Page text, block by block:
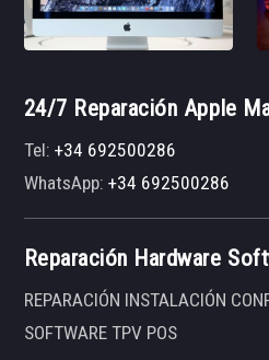
24/7 Reparación Apple
Tel:+34 692500286
WhatsApp:+34 692500286
Reparación Hardware
REPARACIÓN INSTALACIÓN
SOFTWARE TPV POS